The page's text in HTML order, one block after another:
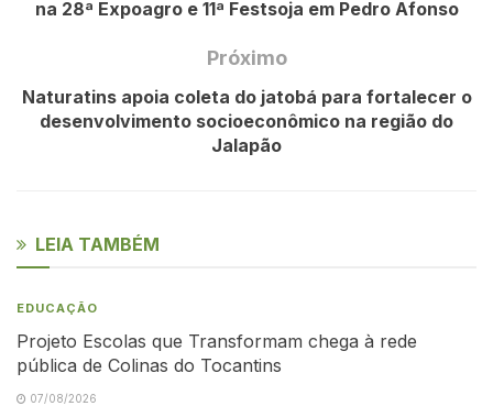
na 28ª Expoagro e 11ª Festsoja em Pedro Afonso
Próximo
Naturatins apoia coleta do jatobá para fortalecer o
desenvolvimento socioeconômico na região do
Jalapão
LEIA TAMBÉM
EDUCAÇÃO
Projeto Escolas que Transformam chega à rede
pública de Colinas do Tocantins
07/08/2026